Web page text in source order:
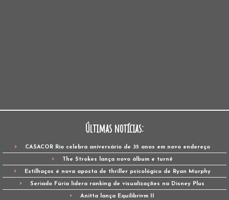
Últimas notícias:
CASACOR Rio celebra aniversário de 35 anos em novo endereço
The Strokes lança novo álbum e turnê
Estilhaços é nova aposta de thriller psicológico de Ryan Murphy
Seriado Fúria lidera ranking de visualizações na Disney Plus
Anitta lança Equilibrivm II